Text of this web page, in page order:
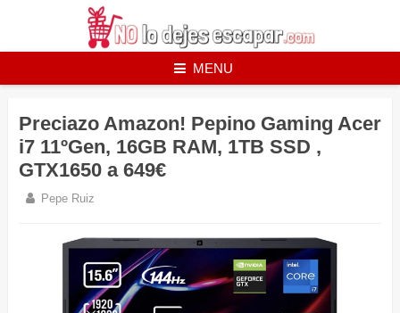
MENU
Preciazo Amazon! Pepino Gaming Acer
i7 11ºGen, 16GB RAM, 1TB SSD ,
GTX1650 a 649€
Pepe Ruiz